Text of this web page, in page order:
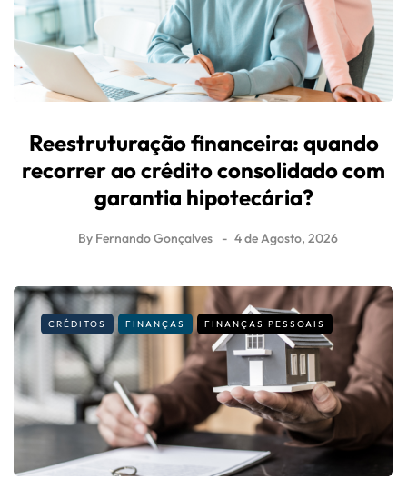
Reestruturação financeira: quando
recorrer ao crédito consolidado com
garantia hipotecária?
By Fernando Gonçalves 4 de Agosto, 2026
CRÉDITOS FINANÇAS FINANÇAS PESSOAIS